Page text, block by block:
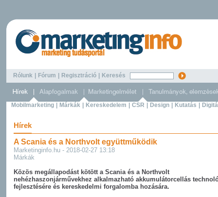
Rólunk Fórum Regisztráció Keresés
Mobilmarketing Márkák Kereskedelem CSR Design Kutatás
Hírek
A Scania és a Northvolt együttműködik
Marketinginfo.hu - 2018-02-27 13:18
Márkák
Közös megállapodást kötött a Scania és a Northvolt
nehézhaszonjárművekhez alkalmazható akkumulátorcellás
fejlesztésére és kereskedelmi forgalomba hozására.